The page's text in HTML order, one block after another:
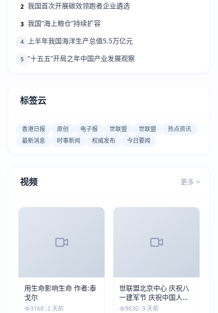
2 我国首次开展碳效领跑者企业遴选
3 我国“海上粮仓”持续扩容
4 上半年我国海洋生产总值5.5万亿元
5 “十五五”开局之年中国产业发展观察
标签云
香港日报 原创 电子报 世联盟 世联盟
热点资讯
最新消息
时事新闻 权威发布 今日要闻
视频 更多 >
用生命影响生命 作者:泰
戈尔
3168|2 天前
世联盟北京中心 庆祝八
一建军节 庆祝中国人民
解放军建军99周年
9630|9 天前